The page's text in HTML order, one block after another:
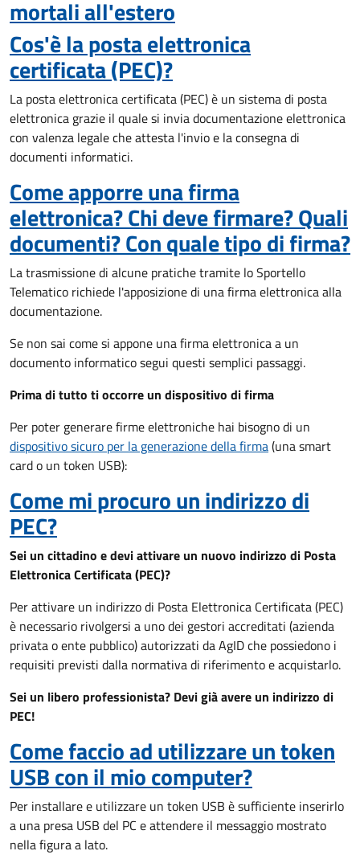
mortali all'estero
Cos'è la posta elettronica
certificata (PEC)?
La posta elettronica certificata (PEC) è un sistema di posta
elettronica grazie il quale si invia documentazione elettronica
con valenza legale che attesta l'invio e la consegna di
documenti informatici.
Come apporre una firma
elettronica? Chi deve firmare? Quali
documenti? Con quale tipo di firma?
La trasmissione di alcune pratiche tramite lo Sportello
Telematico richiede l'apposizione di una firma elettronica alla
documentazione.
Se non sai come si appone una firma elettronica a un
documento informatico segui questi semplici passaggi.
Prima di tutto ti occorre un dispositivo di firma
Per poter generare firme elettroniche hai bisogno di un
dispositivo sicuro per la generazione della firma(una smart
card o un token USB):
Come mi procuro un indirizzo di
PEC?
Sei un cittadino e devi attivare un nuovo indirizzo di Posta
Elettronica Certificata (PEC)?
Per attivare un indirizzo di Posta Elettronica Certificata (PEC)
è necessario rivolgersi a uno dei gestori accreditati (azienda
privata o ente pubblico) autorizzati da AgID che possiedono i
requisiti previsti dalla normativa di riferimento e acquistarlo.
Sei un libero professionista? Devi già avere un indirizzo di
PEC!
Come faccio ad utilizzare un token
USB con il mio computer?
Per installare e utilizzare un token USB è sufficiente inserirlo
a una presa USB del PC e attendere il messaggio mostrato
nella figura a lato.